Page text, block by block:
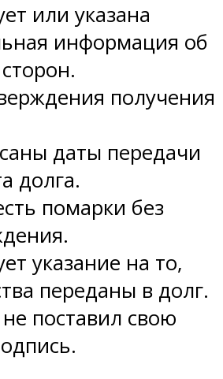
или указана
информация об
получения
даты передачи
долга.
помарки без
указание на то,
переданы в долг.
поставил свою